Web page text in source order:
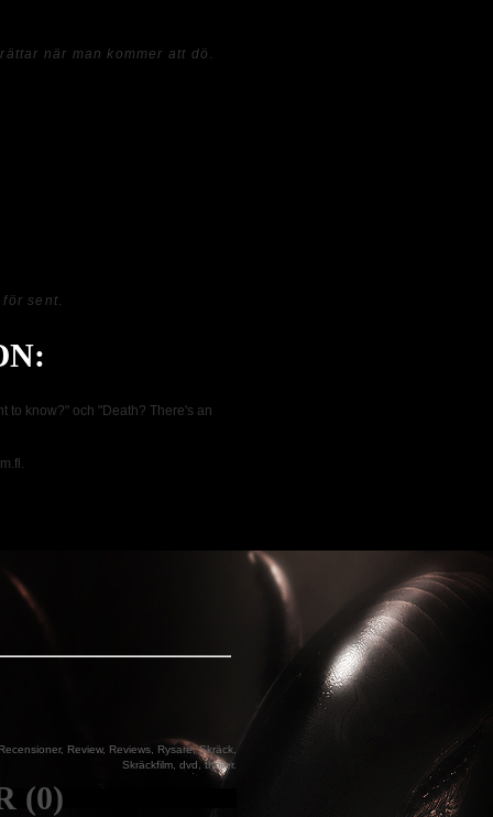
när man kommer att dö .
för sent.
to know?" och "Death? There's an
Recensioner, Review, Reviews Rysare,Skräck
Skräckfilm dvd ,thriller.
(0)